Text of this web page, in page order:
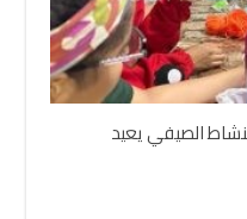
الصيفي يعيد